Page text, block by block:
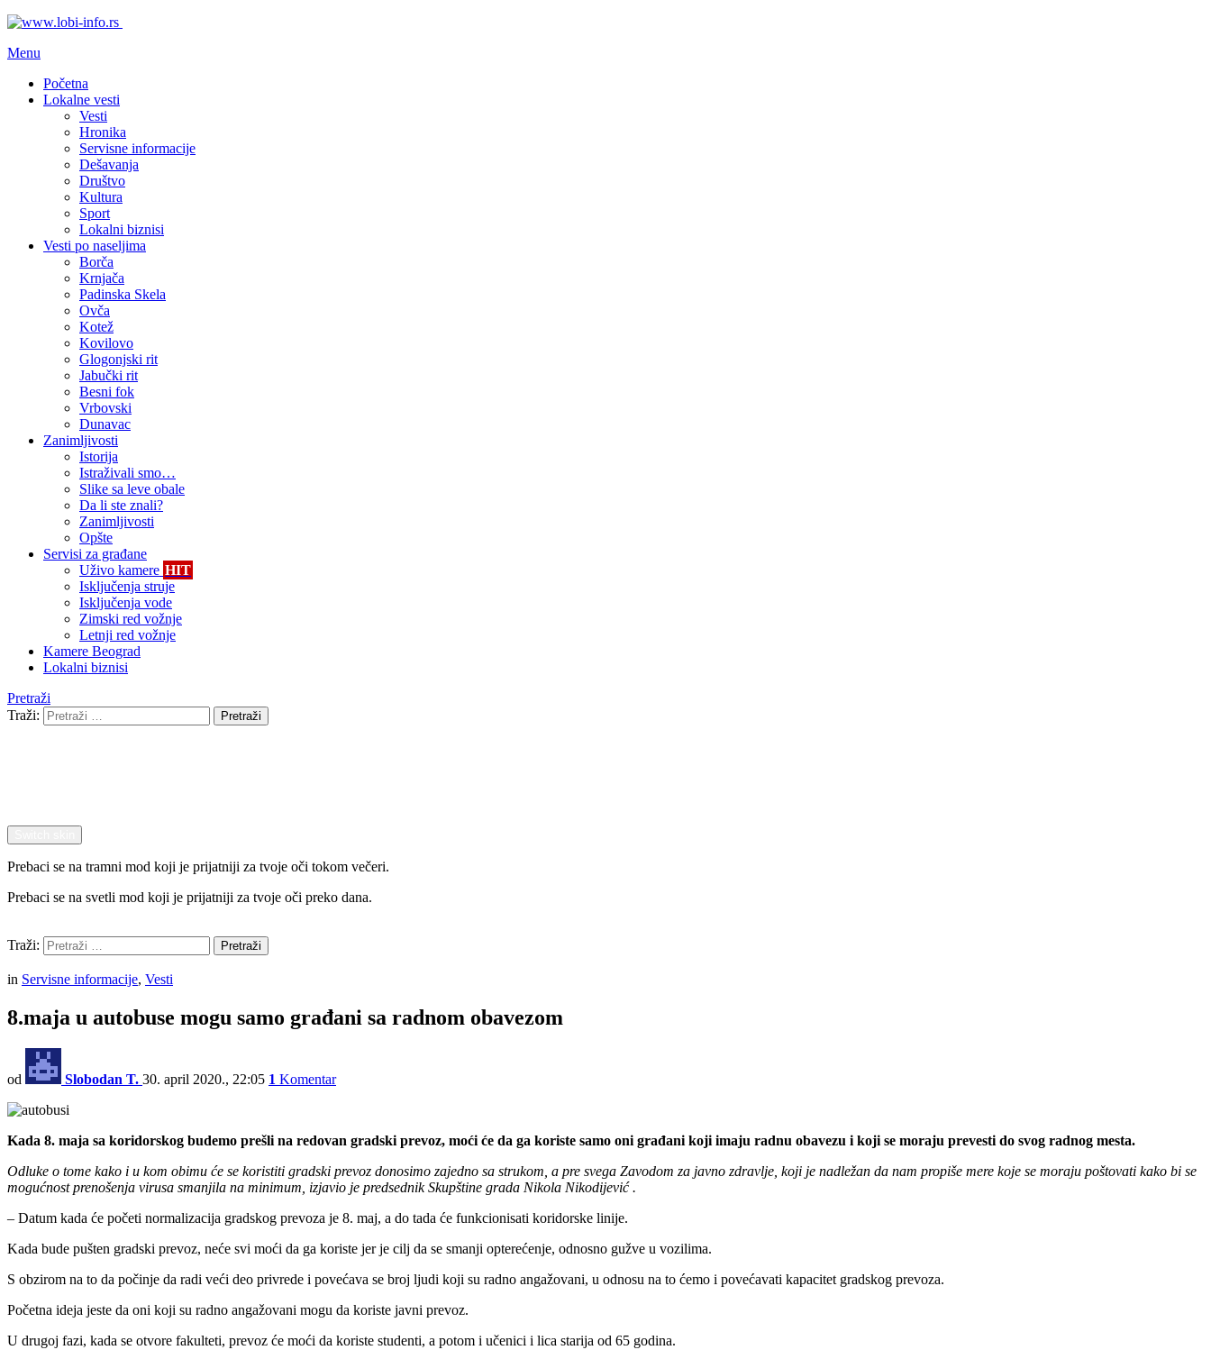
Menu
Početna
Lokalne vesti
Vesti
Hronika
Servisne informacije
Dešavanja
Društvo
Kultura
Sport
Lokalni biznisi
Vesti po naseljima
Borča
Krnjača
Padinska Skela
Ovča
Kotež
Kovilovo
Glogonjski rit
Jabučki rit
Besni fok
Vrbovski
Dunavac
Zanimljivosti
Istorija
Istraživali smo…
Slike sa leve obale
Da li ste znali?
Zanimljivosti
Opšte
Servisi za građane
Uživo kamere HIT
Isključenja struje
Isključenja vode
Zimski red vožnje
Letnji red vožnje
Kamere Beograd
Lokalni biznisi
Pretraži
Traži:
Pretraži
Prebaci se na tramni mod koji je prijatniji za tvoje oči tokom večeri.
Prebaci se na svetli mod koji je prijatniji za tvoje oči preko dana.
Traži:
Pretraži
in Servisne informacije, Vesti
8.maja u autobuse mogu samo građani sa radnom obavezom
od Slobodan T. 30. april 2020., 22:05 1 Komentar
Kada 8. maja sa koridorskog budemo prešli na redovan gradski prevoz, moći će da ga koriste samo oni građani koji imaju radnu obavezu i koji se moraju prevesti do svog radnog mesta.
Odluke o tome kako i u kom obimu će se koristiti gradski prevoz donosimo zajedno sa strukom, a pre svega Zavodom za javno zdravlje, koji je nadležan da nam propiše mere koje se moraju poštovati kako bi se
mogućnost prenošenja virusa smanjila na minimum, izjavio je predsednik Skupštine grada Nikola Nikodijević .
– Datum kada će početi normalizacija gradskog prevoza je 8. maj, a do tada će funkcionisati koridorske linije.
Kada bude pušten gradski prevoz, neće svi moći da ga koriste jer je cilj da se smanji opterećenje, odnosno gužve u vozilima.
S obzirom na to da počinje da radi veći deo privrede i povećava se broj ljudi koji su radno angažovani, u odnosu na to ćemo i povećavati kapacitet gradskog prevoza.
Početna ideja jeste da oni koji su radno angažovani mogu da koriste javni prevoz.
U drugoj fazi, kada se otvore fakulteti, prevoz će moći da koriste studenti, a potom i učenici i lica starija od 65 godina.